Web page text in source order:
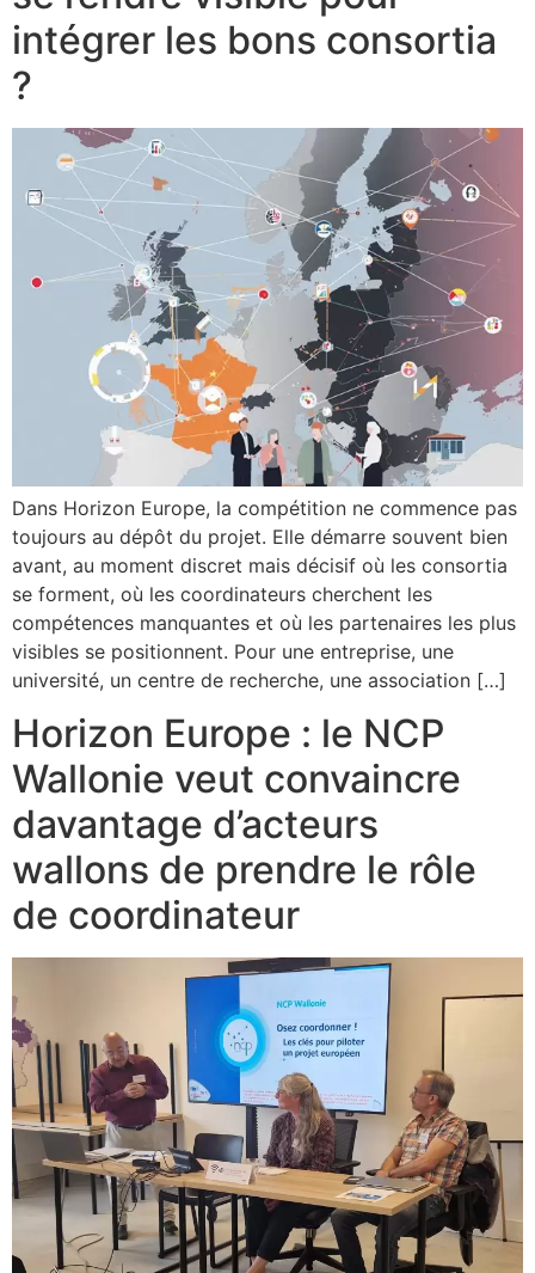
intégrer les bons consortia
?
Dans Horizon Europe, la compétition ne commence pas
toujours au dépôt du projet. Elle démarre souvent bien
avant, au moment discret mais décisif où les consortia
se forment, où les coordinateurs cherchent les
compétences manquantes et où les partenaires les plus
visibles se positionnent. Pour une entreprise, une
université, un centre de recherche, une association […]
Horizon Europe : le NCP
Wallonie veut convaincre
davantage d’acteurs
wallons de prendre le rôle
de coordinateur